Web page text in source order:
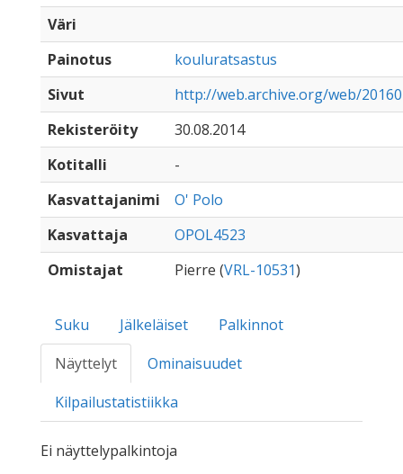
Väri
Painotus
kouluratsastus
Sivut
http://web.archive.org/web/
Rekisteröity
30.08.2014
Kotitalli
-
Kasvattajanimi
O' Polo
Kasvattaja
OPOL4523
Omistajat
Pierre (VRL-10531)
Suku Jälkeläiset
Palkinnot
Näyttelyt
Ominaisuudet
Kilpailustatistiikka
Ei näyttelypalkintoja